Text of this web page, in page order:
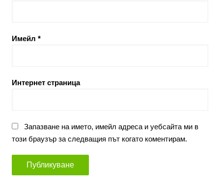
Имейл *
Интернет страница
Запазване на името, имейл адреса и уебсайта ми в
този браузър за следващия път когато коментирам.